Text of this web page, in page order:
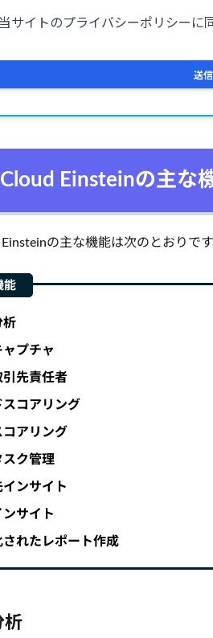
Cloud Einsteinの主な
の主な機能は次のとおりです
析
プチャ
引先責任者
スコアリング
コアリング
スク管理
ンサイト
ンサイト
されたレポート作成
析